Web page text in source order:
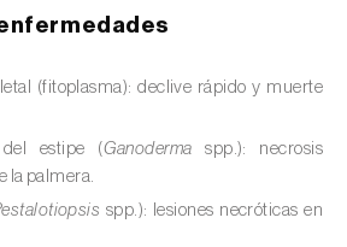
carambola
(Carpinus betulus)
sativa)
(fitoplasma): declive rápido y muerte
del estipe (Ganoderma spp.): necrosis
la palmera.
spp.): lesiones necróticas en